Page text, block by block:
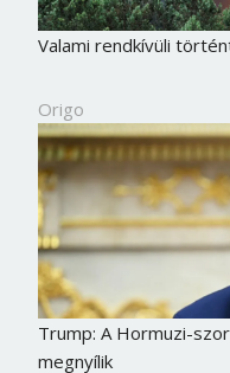
Valami rendkívüli
Origo
Trump: A Hormuzi-
megnyílik